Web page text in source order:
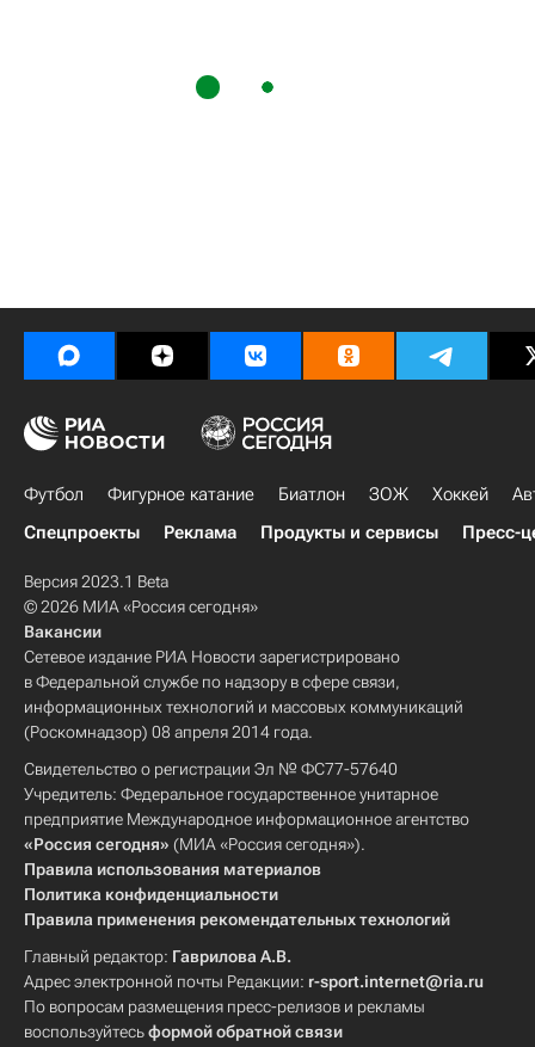
Футбол Фигурное катание Биатлон ЗОЖ Хоккей
Спецпроекты
Реклама Продукты и сервисы Пресс-
Версия 2023.1 Beta
© 2026 МИА «Россия сегодня»
Вакансии
Сетевое издание РИА Новости зарегистрировано
в Федеральной службе по надзору в сфере связи,
информационных технологий и массовых коммуникаций
(Роскомнадзор) 08 апреля 2014 года.
Свидетельство о регистрации Эл № ФС77-57640
Учредитель: Федеральное государственное унитарное
предприятие Международное информационное агентство
«Россия сегодня» (МИА «Россия сегодня»).
Правила использования материалов
Политика конфиденциальности
Правила применения рекомендательных технологий
Главный редактор: Гаврилова А.В.
Адрес электронной почты Редакции: r-sport.internet@ria.ru
По вопросам размещения пресс-релизов и рекламы
воспользуйтесьформой обратной связи